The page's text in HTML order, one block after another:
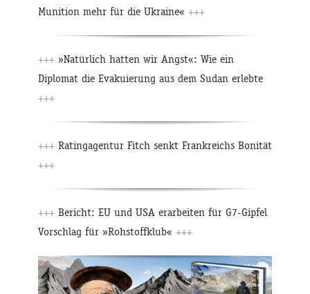
Munition mehr für die Ukraine« +++
+++ »Natürlich hatten wir Angst«: Wie ein
Diplomat die Evakuierung aus dem Sudan erlebte
+++
+++ Ratingagentur Fitch senkt Frankreichs Bonität
+++
+++ Bericht: EU und USA erarbeiten für G7-Gipfel
Vorschlag für »Rohstoffklub« +++